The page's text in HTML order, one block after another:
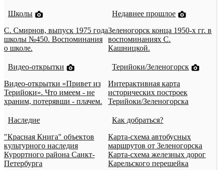
Школы
С. Смирнов, выпуск 1975 года
школы №450. Воспоминания
о школе.
Недавнее прошлое
Зеленогорск конца 1950-х гг. в
воспоминаниях С.
Кашницкой.
Видео-открытки
Видео-открытки «Привет из
Терийоки». Что имеем - не
храним, потерявши - плачем.
Терийоки/Зеленогорск
Интерактивная карта
исторических построек
Терийоки/Зеленогорска
Наследие
"Красная Книга" объектов
культурного наследия
Курортного района Санкт-
Петербурга
Как добраться?
Карта-схема автобусных
маршрутов от Зеленогорска
Карта-схема железных дорог
Карельского перешейка